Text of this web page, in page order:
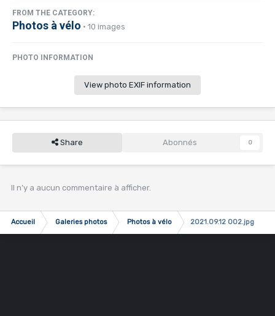
FROM THE CATEGORY:
Photos à vélo · 10 images
PHOTO INFORMATION
View photo EXIF information
Share Abonnés 0
Il n’y a aucun commentaire à afficher.
Accueil Galeries photos Photos à vélo 2021.09.12 002.jpg